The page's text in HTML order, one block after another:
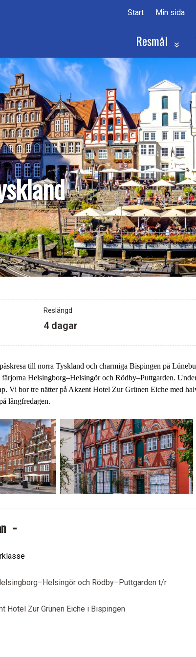
Start Min sida
Resmål
Reslängd
4 dagar
till norra Tyskland och charmiga Bispingen på
Helsingborg–Helsingör och Rödby–Puttgarden.
Vi bor tre nätter på Akzent Hotel Zur Grünen Eiche med
långfredagen.
och Rödby–Puttgarden t/r
Hotel Zur Grünen Eiche i Bispingen